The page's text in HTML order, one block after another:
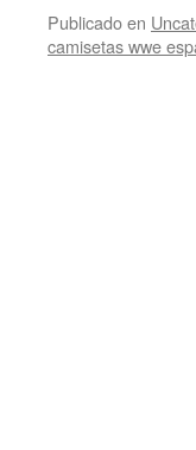
Publicado en
camisetas wwe